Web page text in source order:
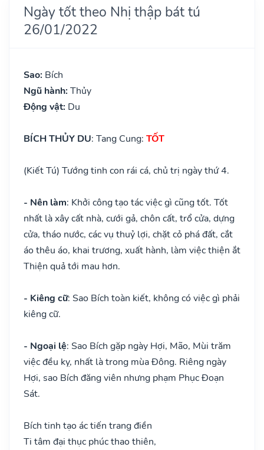
Ngày tốt theo Nhị thập bát tú
26/01/2022
Sao: Bích
Ngũ hành: Thủy
Động vật: Du
BÍCH THỦY DU: Tang Cung: TỐT
(Kiết Tú) Tướng tinh con rái cá, chủ trị ngày thứ 4.
- Nên làm: Khởi công tạo tác việc gì cũng tốt. Tốt
nhất là xây cất nhà, cưới gả, chôn cất, trổ cửa, dựng
cửa, tháo nước, các vụ thuỷ lợi, chặt cỏ phá đất, cắt
áo thêu áo, khai trương, xuất hành, làm việc thiện ắt
Thiện quả tới mau hơn.
- Kiêng cữ: Sao Bích toàn kiết, không có việc gì phải
kiêng cữ.
- Ngoại lệ: Sao Bích gặp ngày Hợi, Mão, Mùi trăm
việc đều kỵ, nhất là trong mùa Đông. Riêng ngày
Hợi, sao Bích đăng viên nhưng phạm Phục Đoạn
Sát.
Bích tinh tạo ác tiến trang điền
Ti tâm đại thục phúc thao thiên,